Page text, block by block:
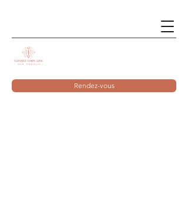
Rendez-vous